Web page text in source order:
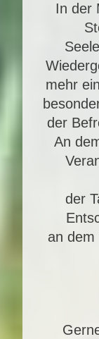
In der
mehr
der
An
der
an dem